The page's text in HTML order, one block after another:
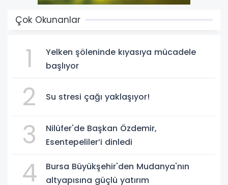
Çok Okunanlar
1
Yelken şöleninde kıyasıya mücadele
başlıyor
2 Su stresi çağı yaklaşıyor!
3
Nilüfer'de Başkan Özdemir,
Esentepeliler’i dinledi
4
Bursa Büyükşehir'den Mudanya'nın
altyapısına güçlü yatırım